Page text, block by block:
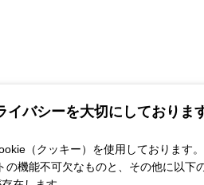
イバシーを大切にしておりま
（クッキー）を使用しております。
の機能不可欠なものと、その他に以下